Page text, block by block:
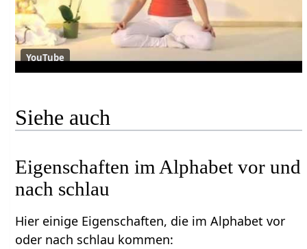
YouTube
Siehe auch
Eigenschaften im Alphabet vor und
nach schlau
Hier einige Eigenschaften, die im Alphabet vor
oder nach schlau kommen: